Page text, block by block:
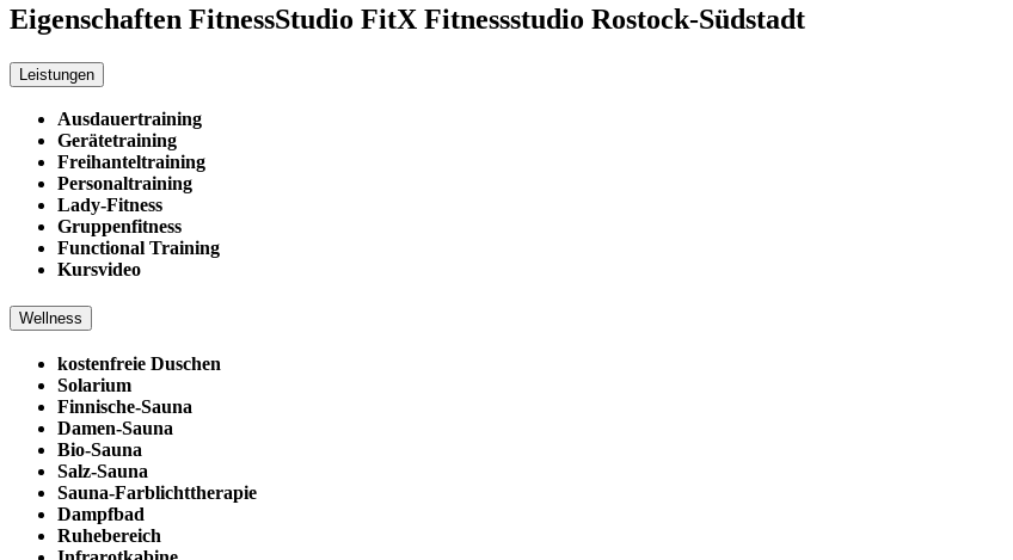
Eigenschaften FitnessStudio FitX Fitnessstudio Rostock-Südstadt
Leistungen
Ausdauertraining
Gerätetraining
Freihanteltraining
Personaltraining
Lady-Fitness
Gruppenfitness
Functional Training
Kursvideo
Wellness
kostenfreie Duschen
Solarium
Finnische-Sauna
Damen-Sauna
Bio-Sauna
Salz-Sauna
Sauna-Farblichttherapie
Dampfbad
Ruhebereich